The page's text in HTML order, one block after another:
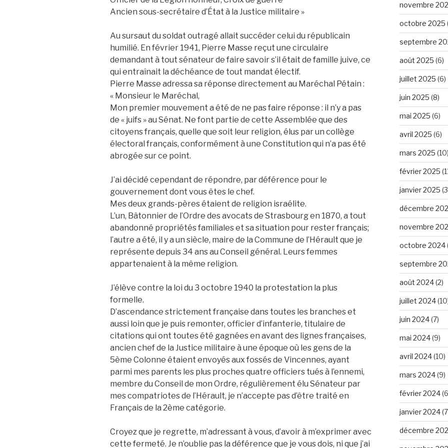
Ancien sous-secrétaire d’État à la Justice militaire »
Au sursaut du soldat outragé allait succéder celui du républicain
humilié. En février 1941, Pierre Masse reçut une circulaire
demandant à tout sénateur de faire savoir s’il était de famille juive, ce
qui entraînait la déchéance de tout mandat électif.
Pierre Masse adressa sa réponse directement au Maréchal Pétain :
« Monsieur le Maréchal,
Mon premier mouvement a été de ne pas faire réponse : il n’y a pas
de « juifs » au Sénat. Ne font partie de cette Assemblée que des
citoyens français, quelle que soit leur religion, élus par un collège
électoral français, conformément à une Constitution qui n’a pas été
abrogée sur ce point.
J’ai décidé cependant de répondre, par déférence pour le
gouvernement dont vous êtes le chef.
Mes deux grands-pères étaient de religion israélite.
L’un, Bâtonnier de l’Ordre des avocats de Strasbourg en 1870, a tout
abandonné propriétés familiales et sa situation pour rester français;
l’autre a été, il y a un siècle, maire de la Commune de l’Hérault que je
représente depuis 34 ans au Conseil général. Leurs femmes
appartenaient à la même religion.
J’élève contre la loi du 3 octobre 1940 la protestation la plus
formelle.
D’ascendance strictement française dans toutes les branches et
aussi loin que je puis remonter, officier d’infanterie, titulaire de
citations qui ont toutes été gagnées en avant des lignes françaises,
ancien chef de la Justice militaire à une époque où les gens de la
5ème Colonne étaient envoyés aux fossés de Vincennes, ayant
parmi mes parents les plus proches quatre officiers tués à l’ennemi,
membre du Conseil de mon Ordre, régulièrement élu Sénateur par
mes compatriotes de l’Hérault, je n’accepte pas d’être traité en
Français de la 2ème catégorie.
Croyez que je regrette, m’adressant à vous, d’avoir à m’exprimer avec
cette fermeté. Je n’oublie pas la déférence que je vous dois, ni que j’ai
novembre
octobre 2025
septembre
août 2025 (6)
juillet 2025 (6)
juin 2025 (8)
mai 2025 (6)
avril 2025 (6)
mars 2025 (10)
février 2025
janvier 2025
décembre
novembre
octobre 2024
septembre
août 2024(2)
juillet 2024
juin 2024(7)
mai 2024(9)
avril 2024(10)
mars 2024(9)
février 2024
janvier 2024
décembre